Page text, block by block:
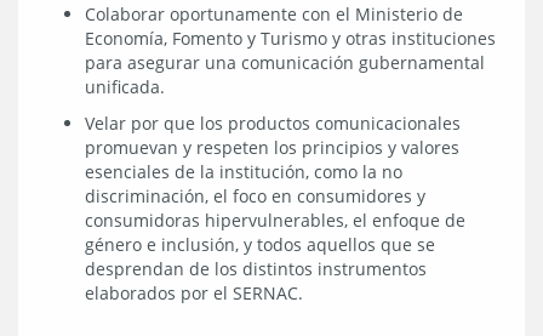
Colaborar oportunamente con el Ministerio de
Economía, Fomento y Turismo y otras instituciones
para asegurar una comunicación gubernamental
unificada.
Velar por que los productos comunicacionales
promuevan y respeten los principios y valores
esenciales de la institución, como la no
discriminación, el foco en consumidores y
consumidoras hipervulnerables, el enfoque de
género e inclusión, y todos aquellos que se
desprendan de los distintos instrumentos
elaborados por el SERNAC.